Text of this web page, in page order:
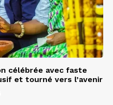
célébrée avec faste
et tourné vers l’avenir